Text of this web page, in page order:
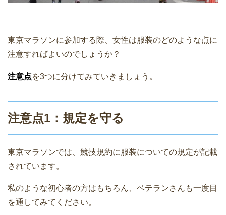
東京マラソンに参加する際、女性は服装のどのような点に
注意すればよいのでしょうか？
注意点を3つに分けてみていきましょう。
注意点1：規定を守る
東京マラソンでは、競技規約に服装についての規定が記載
されています。
私のような初心者の方はもちろん、ベテランさんも一度目
を通してみてください。